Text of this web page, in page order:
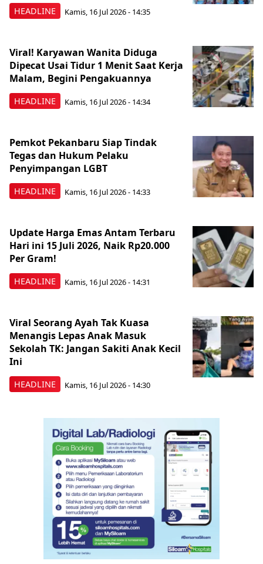
HEADLINE Kamis, 16 Jul 2026 - 14:35
HEADLINE
Viral! Karyawan Wanita Diduga
Dipecat Usai Tidur 1 Menit Saat Kerja
Malam, Begini Pengakuannya
Kamis, 16 Jul 2026 - 14:34
HEADLINE
Pemkot Pekanbaru Siap Tindak
Tegas dan Hukum Pelaku
Penyimpangan LGBT
Kamis, 16 Jul 2026 - 14:33
HEADLINE
Update Harga Emas Antam Terbaru
Hari ini 15 Juli 2026, Naik Rp20.000
Per Gram!
Kamis, 16 Jul 2026 - 14:31
HEADLINE
Viral Seorang Ayah Tak Kuasa
Menangis Lepas Anak Masuk
Sekolah TK: Jangan Sakiti Anak Kecil
Ini
Kamis, 16 Jul 2026 - 14:30